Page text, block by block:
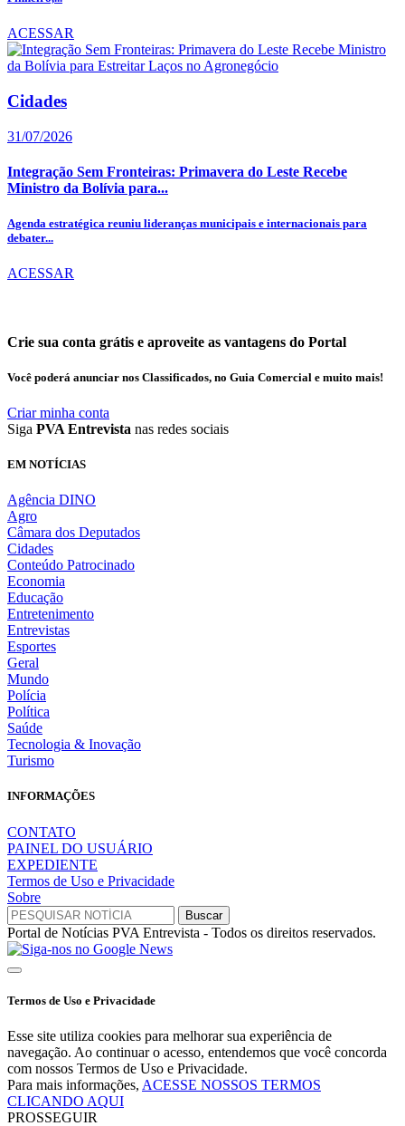
ACESSAR
Cidades
31/07/2026
Integração Sem Fronteiras: Primavera do Leste Recebe
Ministro da Bolívia para...
Agenda estratégica reuniu lideranças municipais e internacionais para
debater...
ACESSAR
Crie sua conta grátis e aproveite as vantagens do Portal
Você poderá anunciar nos Classificados, no Guia Comercial e muito mais!
Criar minha conta
Siga PVA Entrevista nas redes sociais
EM NOTÍCIAS
Agência DINO
Agro
Câmara dos Deputados
Cidades
Conteúdo Patrocinado
Economia
Educação
Entretenimento
Entrevistas
Esportes
Geral
Mundo
Polícia
Política
Saúde
Tecnologia & Inovação
Turismo
INFORMAÇÕES
CONTATO
PAINEL DO USUÁRIO
EXPEDIENTE
Termos de Uso e Privacidade
Sobre
Portal de Notícias PVA Entrevista - Todos os direitos reservados.
Termos de Uso e Privacidade
Esse site utiliza cookies para melhorar sua experiência de
navegação. Ao continuar o acesso, entendemos que você concorda
com nossos Termos de Uso e Privacidade.
Para mais informações, ACESSE NOSSOS TERMOS
CLICANDO AQUI
PROSSEGUIR